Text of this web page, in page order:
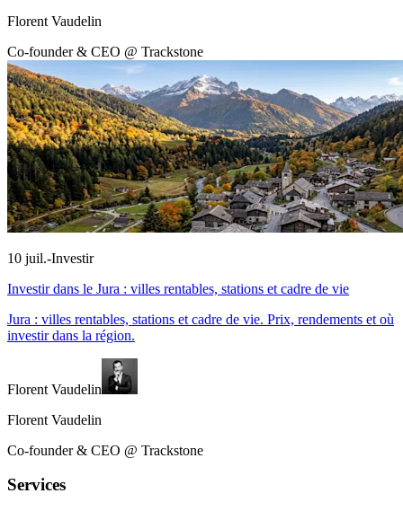
Florent Vaudelin
Co-founder & CEO @ Trackstone
10 juil.-Investir
Investir dans le Jura : villes rentables, stations et cadre de vie
Jura : villes rentables, stations et cadre de vie. Prix, rendements et où
investir dans la région.
Florent Vaudelin
Florent Vaudelin
Co-founder & CEO @ Trackstone
Services